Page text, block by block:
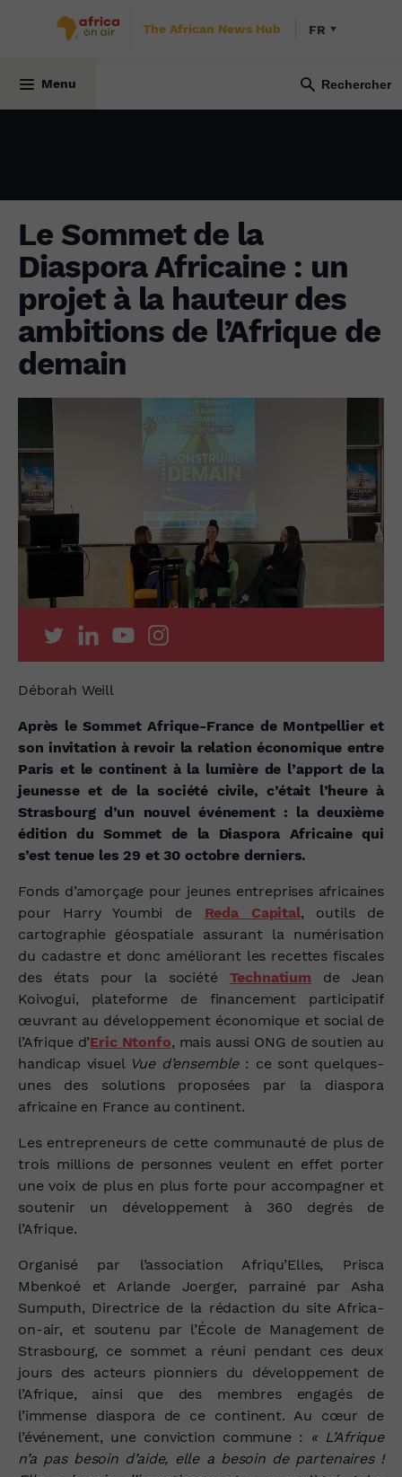
The African News Hub FR
Menu
Le Sommet de la
Diaspora Africaine : un
projet à la hauteur des
ambitions de l’Afrique de
demain
Déborah Weill
Après le Sommet Afrique-France de Montpellier et
son invitation à revoir la relation économique entre
Paris et le continent à la lumière de l’apport de la
jeunesse et de la société civile, c’était l’heure à
Strasbourg d’un nouvel événement : la deuxième
édition du Sommet de la Diaspora Africaine qui
s’est tenue les 29 et 30 octobre derniers.
Fonds d’amorçage pour jeunes entreprises africaines
pour Harry Youmbi de Reda Capital, outils de
cartographie géospatiale assurant la numérisation
du cadastre et donc améliorant les recettes fiscales
des états pour la société Technatium de Jean
Koivogui, plateforme de financement participatif
œuvrant au développement économique et social de
l’Afrique d’Eric Ntonfo, mais aussi ONG de soutien au
handicap visuel Vue d’ensemble: ce sont quelques-
unes des solutions proposées par la diaspora
africaine en France au continent.
Les entrepreneurs de cette communauté de plus de
trois millions de personnes veulent en effet porter
une voix de plus en plus forte pour accompagner et
soutenir un développement à 360 degrés de
l’Afrique.
Organisé par l’association Afriqu’Elles, Prisca
Mbenkoé et Arlande Joerger, parrainé par Asha
Sumputh, Directrice de la rédaction du site Africa-
on-air, et soutenu par l’École de Management de
Strasbourg, ce sommet a réuni pendant ces deux
jours des acteurs pionniers du développement de
l’Afrique, ainsi que des membres engagés de
l’immense diaspora de ce continent. Au cœur de
l’événement, une conviction commune : « L’Afrique
n’a pas besoin d’aide, elle a besoin de partenaires !